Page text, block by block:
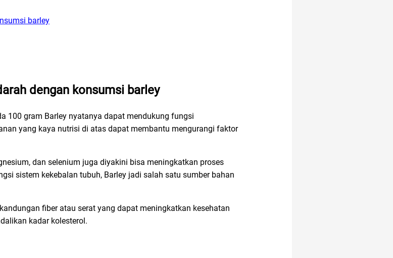
barley
dengan konsumsi barley
100 gram Barley nyatanya dapat mendukung fungsi
yang kaya nutrisi di atas dapat membantu mengurangi faktor
dan selenium juga diyakini bisa meningkatkan proses
sistem kekebalan tubuh, Barley jadi salah satu sumber bahan
fiber atau serat yang dapat meningkatkan kesehatan
kadar kolesterol.